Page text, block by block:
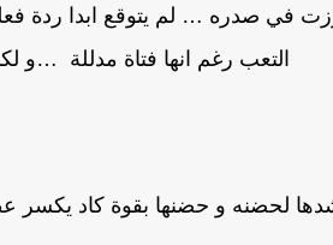
في صدره … لم يتوقع ابدا ردة
التعب رغم انها فتاة مدللة …و
لحضنه و حضنها بقوة كاد